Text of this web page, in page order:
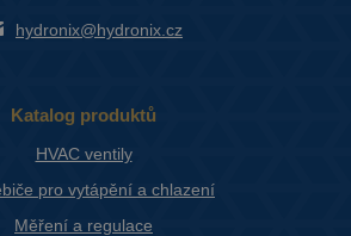
hydronix@hydronix.cz
Katalog produktů
HVAC ventily
pro vytápění a chlazení
Měření a regulace